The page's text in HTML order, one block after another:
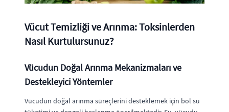
Vücut Temizliği ve Arınma: Toksinlerden
Nasıl Kurtulursunuz?
Vücudun Doğal Arınma Mekanizmaları ve
Destekleyici Yöntemler
Vücudun doğal arınma süreçlerini desteklemek için bol su